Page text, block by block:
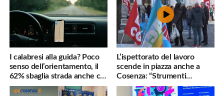
I calabresi alla guida? Poco
senso dell’orientamento, il
62% sbaglia strada anche col
navigatore
L’ispettorato del lavoro
scende in piazza anche a
Cosenza: “Strumenti
inadeguati al nostro lavoro”